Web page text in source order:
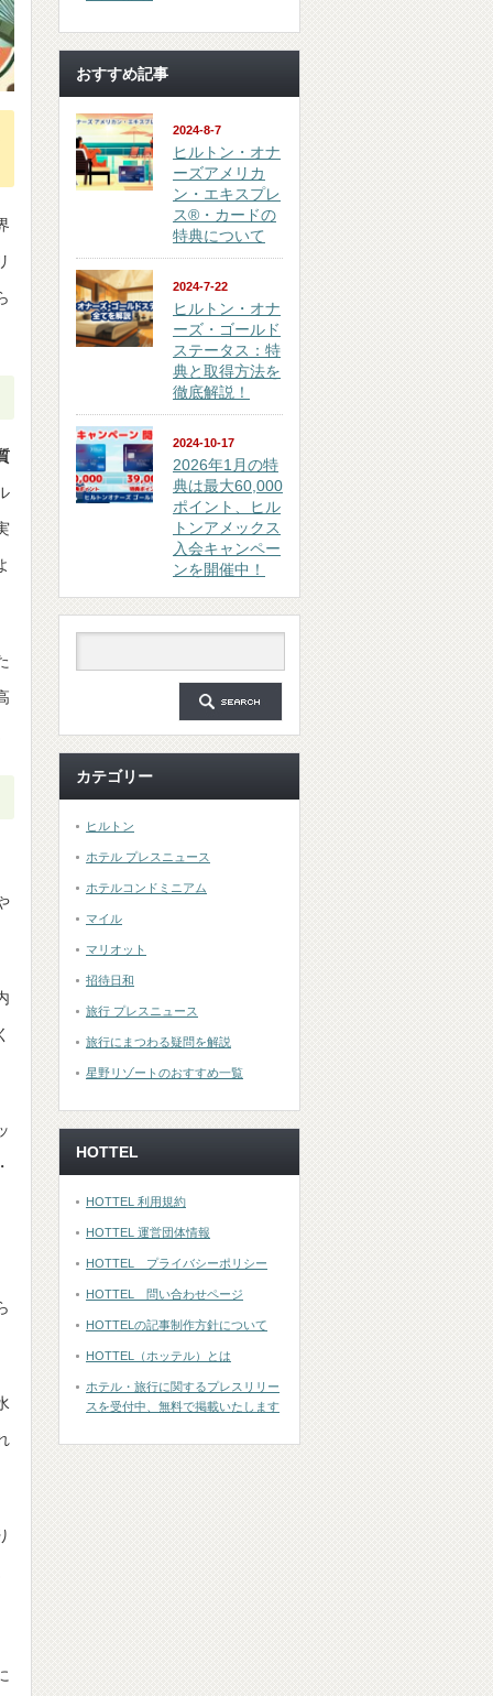
おすすめ記事
2024-8-7
ヒルトン・オナ
ーズアメリカ
ン・エキスプレ
ス®・カードの
特典について
2024-7-22
ヒルトン・オナ
ーズ・ゴールド
ステータス：特
典と取得方法を
徹底解説！
2024-10-17
2026年1月の特
典は最大60,000
ポイント、ヒル
トンアメックス
入会キャンペー
ンを開催中！
カテゴリー
ヒルトン
ホテル プレスニュース
ホテルコンドミニアム
マイル
マリオット
招待日和
旅行 プレスニュース
旅行にまつわる疑問を解説
星野リゾートのおすすめ一覧
HOTTEL
HOTTEL 利用規約
HOTTEL 運営団体情報
HOTTEL プライバシーポリシー
HOTTEL 問い合わせページ
HOTTELの記事制作方針について
HOTTEL（ホッテル）とは
ホテル・旅行に関するプレスリリー
スを受付中、無料で掲載いたします